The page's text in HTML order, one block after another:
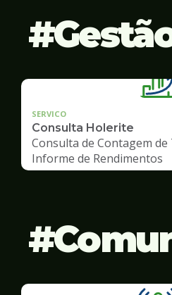
SERVICO
Consulta Holerite
Consulta de Contagem
Informe de Rendimentos